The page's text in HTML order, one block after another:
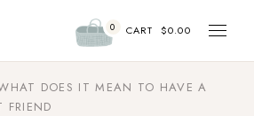
0 CART $0.00
DOES IT MEAN TO HAVE A
FRIEND